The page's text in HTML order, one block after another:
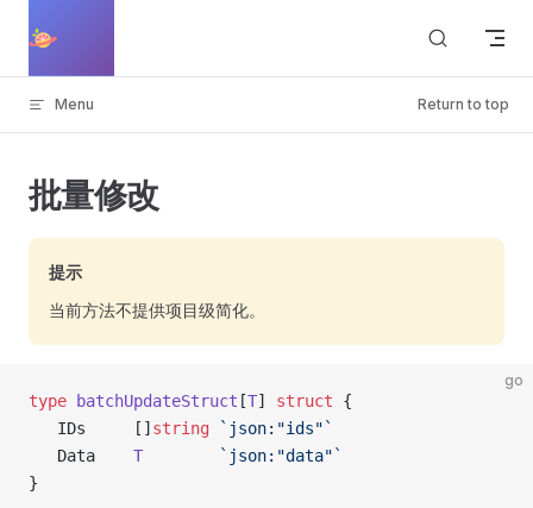
Skip to content
Menu Return to top
批量修改
提示
当前方法不提供项目级简化。
go
type batchUpdateStruct [T] struct {
   IDs     []
string `json:"ids"`
   Data
T
        `json:"data"`
}